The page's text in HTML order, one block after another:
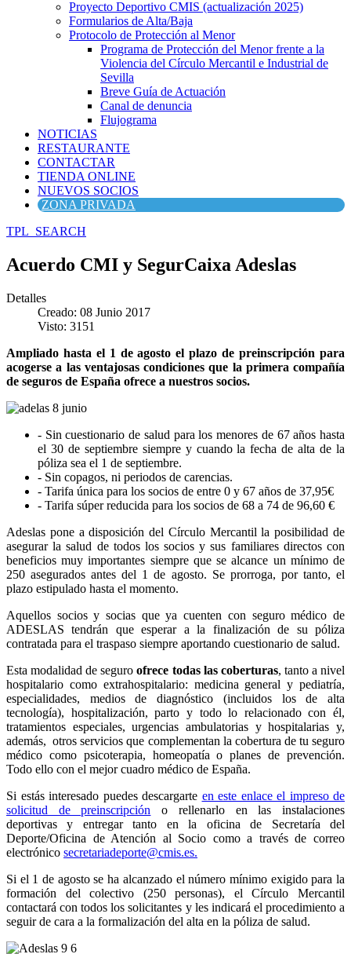
Proyecto Deportivo CMIS (actualización 2025)
Formularios de Alta/Baja
Protocolo de Protección al Menor
Programa de Protección del Menor frente a la
Violencia del Círculo Mercantil e Industrial de
Sevilla
Breve Guía de Actuación
Canal de denuncia
Flujograma
NOTICIAS
RESTAURANTE
CONTACTAR
TIENDA ONLINE
NUEVOS SOCIOS
ZONA PRIVADA
TPL_SEARCH
Acuerdo CMI y SegurCaixa Adeslas
Detalles
Creado: 08 Junio 2017
Visto: 3151
Ampliado hasta el 1 de agosto el plazo de preinscripción para
acogerse a las ventajosas condiciones que la primera compañía
de seguros de España ofrece a nuestros socios.
- Sin cuestionario de salud para los menores de 67 años hasta
el 30 de septiembre siempre y cuando la fecha de alta de la
póliza sea el 1 de septiembre.
- Sin copagos, ni periodos de carencias.
- Tarifa única para los socios de entre 0 y 67 años de 37,95€
- Tarifa súper reducida para los socios de 68 a 74 de 96,60 €
Adeslas pone a disposición del Círculo Mercantil la posibilidad de
asegurar la salud de todos los socios y sus familiares directos con
beneficios muy importantes siempre que se alcance un mínimo de
250 asegurados antes del 1 de agosto. Se prorroga, por tanto, el
plazo estipulado hasta el momento.
Aquellos socios y socias que ya cuenten con seguro médico de
ADESLAS tendrán que esperar a la finalización de su póliza
contratada para el traspaso siempre aportando cuestionario de salud.
Esta modalidad de seguroofrece todas las coberturas, tanto a nivel
hospitalario como extrahospitalario: medicina general y pediatría,
especialidades, medios de diagnóstico (incluidos los de alta
tecnología), hospitalización, parto y todo lo relacionado con él,
tratamientos especiales, urgencias ambulatorias y hospitalarias y,
además, otros servicios que complementan la cobertura de tu seguro
médico como psicoterapia, homeopatía o planes de prevención.
Todo ello con el mejor cuadro médico de España.
Si estás interesado puedes descargarte en este enlace el impreso de
solicitud de preinscripción o rellenarlo en las instalaciones
deportivas y entregar tanto en la oficina de Secretaría del
Deporte/Oficina de Atención al Socio como a través de correo
electrónico secretariadeporte@cmis.es.
Si el 1 de agosto se ha alcanzado el número mínimo exigido para la
formación del colectivo (250 personas), el Círculo Mercantil
contactará con todos los solicitantes y les indicará el procedimiento a
seguir de cara a la formalización del alta en la póliza de salud.